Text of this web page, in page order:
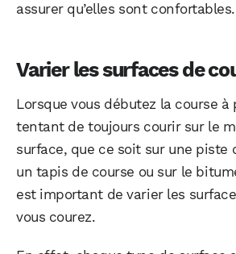
assurer qu’elles sont confortables.
Varier les surfaces de
Lorsque vous débutez la course
tentant de toujours courir sur le
surface, que ce soit sur une piste
un tapis de course ou sur le
est important de varier les
vous courez.